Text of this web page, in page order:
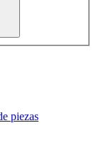
piezas